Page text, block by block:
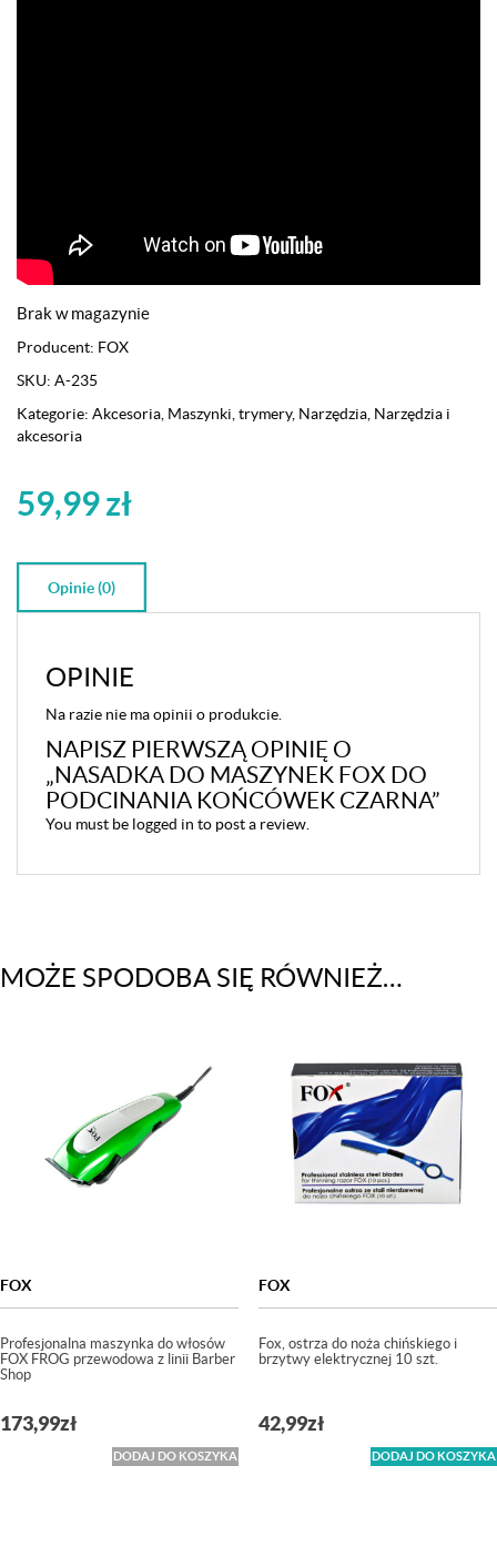
Brak w magazynie
Producent: FOX
SKU: A-235
Kategorie: Akcesoria, Maszynki, trymery, Narzędzia, Narzędzia i
akcesoria
59,99zł
Opinie (0)
OPINIE
Na razie nie ma opinii o produkcie.
NAPISZ PIERWSZĄ OPINIĘ O
„NASADKA DO MASZYNEK FOX DO
PODCINANIA KOŃCÓWEK CZARNA”
You must be logged in to post a review.
MOŻE SPODOBA SIĘ RÓWNIEŻ…
FOX
Profesjonalna maszynka do włosów
FOX FROG przewodowa z linii Barber
Shop
173,99zł
DODAJ DO KOSZYKA
FOX
Fox, ostrza do noża chińskiego i
brzytwy elektrycznej 10 szt.
42,99zł
DODAJ DO KOSZYKA